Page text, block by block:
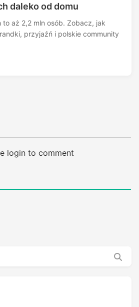
daleko od domu
to aż 2,2 mln osób. Zobacz, jak
przyjaźń i polskie community
login to comment